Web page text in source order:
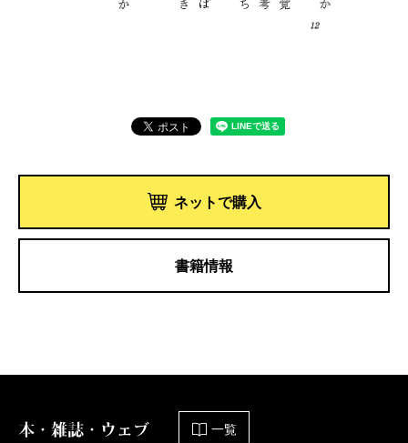
ネットで購入
書籍情報
本・雑誌・ウェブ 一覧